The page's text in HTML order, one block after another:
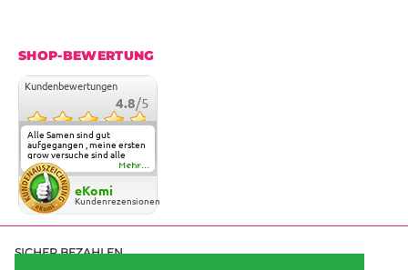
SHOP-BEWERTUNG
Kundenbewertungen
4.8/5
Alle Samen sind gut
aufgegangen , meine ersten
grow versuche sind alle
geglückt. Die Sorten und
Anbieter Vielfalt
überzeugen sehr . Werde
wohl immer hier bestellen !
Mehr...
eKomi
Kundenrezensionen
SICHER BEZAHLEN